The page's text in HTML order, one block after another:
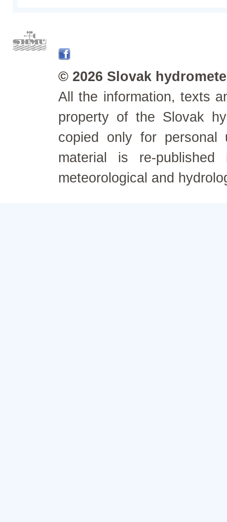
© 2026 Slovak
All the information, texts
property of the Slovak
copied only for personal
material is re-
meteorological and